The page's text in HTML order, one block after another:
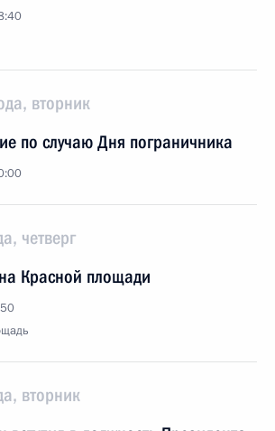
вторник
по случаю Дня пограничника
четверг
Красной площади
вторник